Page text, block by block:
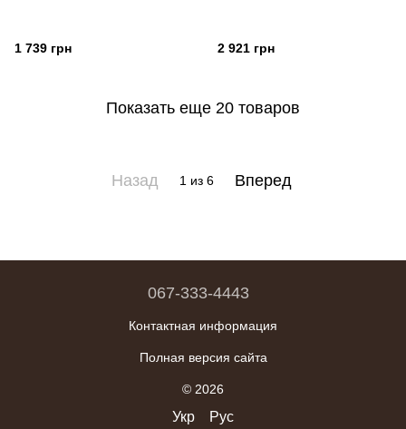
1 739 грн 2 921 грн
Показать еще 20 товаров
Назад 1 из 6 Вперед
067-333-4443
Контактная информация
Полная версия сайта
© 2026
Укр Рус